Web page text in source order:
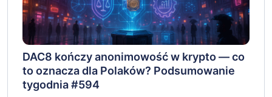
DAC8 kończy anonimowość w krypto — co
to oznacza dla Polaków? Podsumowanie
tygodnia #594